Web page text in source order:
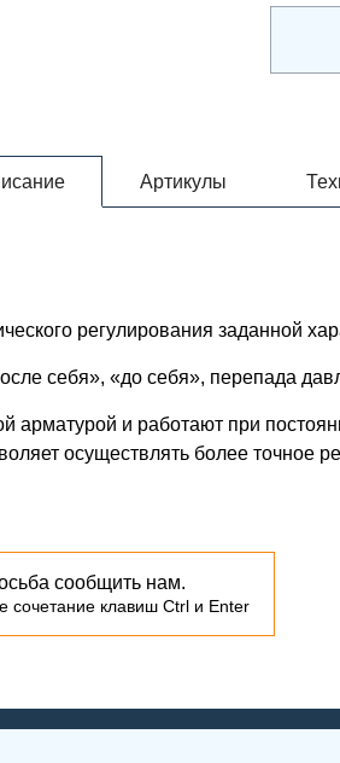
Артикулы
регулирования заданной
себя», «до себя», перепада
арматурой и работают при
осуществлять более точное
сообщить нам.
сочетание клавиш Ctrl и Enter